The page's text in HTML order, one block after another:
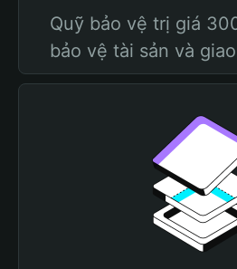
Quỹ bảo vệ trị giá
bảo vệ tài sản và